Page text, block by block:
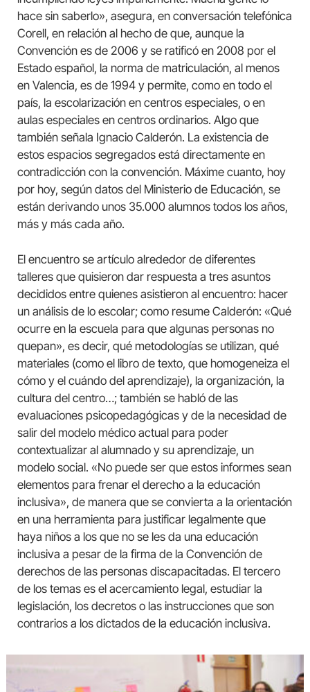
hace sin saberlo», asegura, en conversación telefónica
Corell, en relación al hecho de que, aunque la
Convención es de 2006 y se ratificó en 2008 por el
Estado español, la norma de matriculación, al menos
en Valencia, es de 1994 y permite, como en todo el
país, la escolarización en centros especiales, o en
aulas especiales en centros ordinarios. Algo que
también señala Ignacio Calderón. La existencia de
estos espacios segregados está directamente en
contradicción con la convención. Máxime cuanto, hoy
por hoy, según datos del Ministerio de Educación, se
están derivando unos 35.000 alumnos todos los años,
más y más cada año.
El encuentro se artículo alrededor de diferentes
talleres que quisieron dar respuesta a tres asuntos
decididos entre quienes asistieron al encuentro: hacer
un análisis de lo escolar; como resume Calderón: «Qué
ocurre en la escuela para que algunas personas no
quepan», es decir, qué metodologías se utilizan, qué
materiales (como el libro de texto, que homogeneiza el
cómo y el cuándo del aprendizaje), la organización, la
cultura del centro…; también se habló de las
evaluaciones psicopedagógicas y de la necesidad de
salir del modelo médico actual para poder
contextualizar al alumnado y su aprendizaje, un
modelo social. «No puede ser que estos informes sean
elementos para frenar el derecho a la educación
inclusiva», de manera que se convierta a la orientación
en una herramienta para justificar legalmente que
haya niños a los que no se les da una educación
inclusiva a pesar de la firma de la Convención de
derechos de las personas discapacitadas. El tercero
de los temas es el acercamiento legal, estudiar la
legislación, los decretos o las instrucciones que son
contrarios a los dictados de la educación inclusiva.